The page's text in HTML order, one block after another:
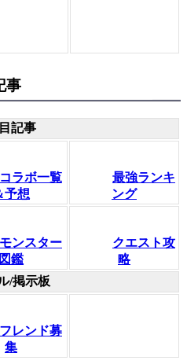
事
記事
コラボ一覧
予想
最強ランキ
ング
モンスター
図鑑
クエスト攻
略
/掲示板
フレンド募
集